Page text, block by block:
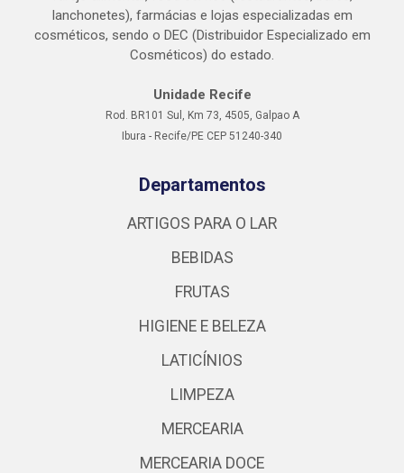
lanchonetes), farmácias e lojas especializadas em
cosméticos, sendo o DEC (Distribuidor Especializado em
Cosméticos) do estado.
Unidade Recife
Rod. BR101 Sul, Km 73, 4505, Galpao A
Ibura - Recife/PE CEP 51240-340
Departamentos
ARTIGOS PARA O LAR
BEBIDAS
FRUTAS
HIGIENE E BELEZA
LATICÍNIOS
LIMPEZA
MERCEARIA
MERCEARIA DOCE